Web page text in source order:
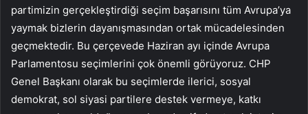
partimizin gerçekleştirdiği seçim başarısını tüm Avrupa’ya
yaymak bizlerin dayanışmasından ortak mücadelesinden
geçmektedir. Bu çerçevede Haziran ayı içinde Avrupa
Parlamentosu seçimlerini çok önemli görüyoruz. CHP
Genel Başkanı olarak bu seçimlerde ilerici, sosyal
demokrat, sol siyasi partilere destek vermeye, katkı